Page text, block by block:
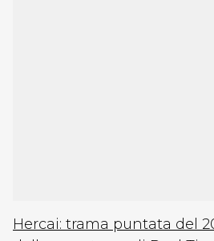
Hercai: trama puntata del